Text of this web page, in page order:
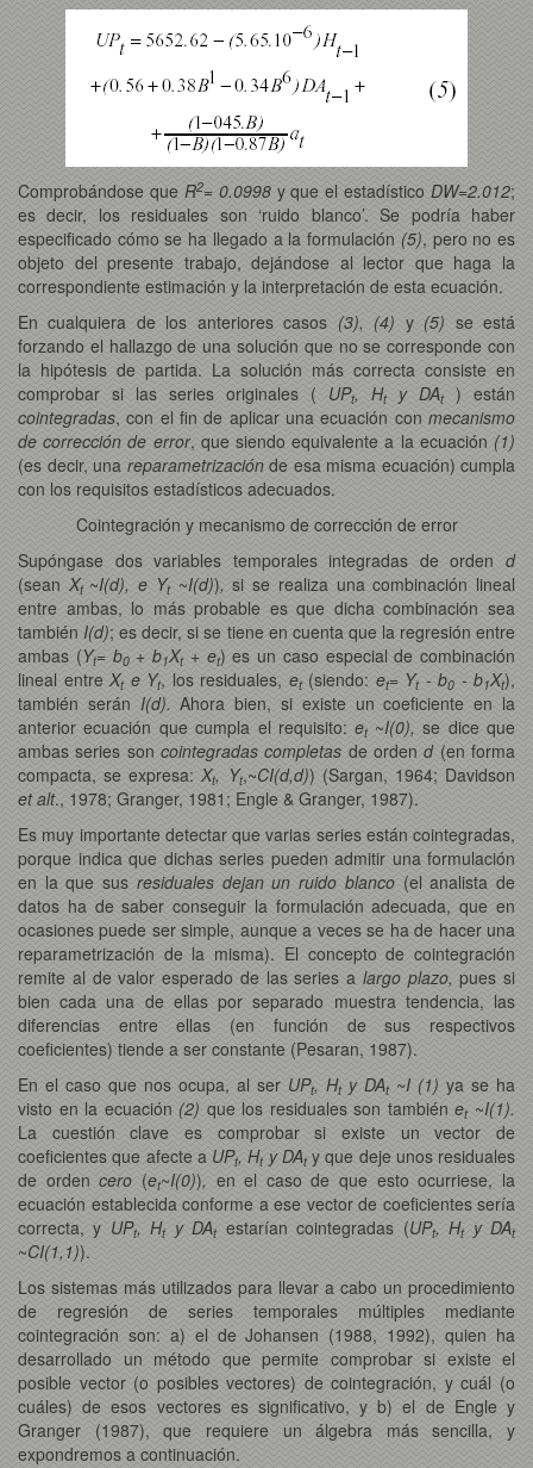
Comprobándose que R2= 0.0998 y que el estadístico DW=2.012;
es decir, los residuales son ‘ruido blanco’. Se podría haber
especificado cómo se ha llegado a la formulación (5), pero no es
objeto del presente trabajo, dejándose al lector que haga la
correspondiente estimación y la interpretación de esta ecuación.
En cualquiera de los anteriores casos (3), (4) y(5) se está
forzando el hallazgo de una solución que no se corresponde con
la hipótesis de partida. La solución más correcta consiste en
comprobar si las series originales ( UPt, Ht y DAt) están
cointegradas, con el fin de aplicar una ecuación con mecanismo
de corrección de error, que siendo equivalente a la ecuación (1)
(es decir, una reparametrización de esa misma ecuación) cumpla
con los requisitos estadísticos adecuados.
Cointegración y mecanismo de corrección de error
Supóngase dos variables temporales integradas de orden d
(sean Xt ~I(d), e Yt ~I(d)), si se realiza una combinación lineal
entre ambas, lo más probable es que dicha combinación sea
tambiénI(d); es decir, si se tiene en cuenta que la regresión entre
ambas (Yt= b0+ b1Xt + et) es un caso especial de combinación
lineal entreXt e Yt, los residuales, et (siendo: et= Yt - b0 - b1Xt),
también serán I(d). Ahora bien, si existe un coeficiente en la
anterior ecuación que cumpla el requisito:et ~I(0),se dice que
ambas series son cointegradas completas de ordend(en forma
compacta, se expresa:Xt, Yt,~CI(d,d)) (Sargan, 1964; Davidson
et alt., 1978; Granger, 1981; Engle & Granger, 1987).
Es muy importante detectar que varias series están cointegradas,
porque indica que dichas series pueden admitir una formulación
en la que sus residuales dejan un ruido blanco (el analista de
datos ha de saber conseguir la formulación adecuada, que en
ocasiones puede ser simple, aunque a veces se ha de hacer una
reparametrización de la misma). El concepto de cointegración
remite al de valor esperado de las series a largo plazo,pues si
bien cada una de ellas por separado muestra tendencia, las
diferencias entre ellas (en función de sus respectivos
coeficientes) tiende a ser constante (Pesaran, 1987).
En el caso que nos ocupa, al ser UPt, Ht y DAt ~I (1) ya se ha
visto en la ecuación (2) que los residuales son tambiénet~I(1).
La cuestión clave es comprobar si existe un vector de
coeficientes que afecte a UPt, Ht y DAt y que deje unos residuales
de ordencero (et~I(0)), en el caso de que esto ocurriese, la
ecuación establecida conforme a ese vector de coeficientes sería
correcta, y UPt, Ht y DAt estarían cointegradas (UPt, Ht y DAt
~CI(1,1)).
Los sistemas más utilizados para llevar a cabo un procedimiento
de regresión de series temporales múltiples mediante
cointegración son: a) el de Johansen (1988, 1992), quien ha
desarrollado un método que permite comprobar si existe el
posible vector (o posibles vectores) de cointegración, y cuál (o
cuáles) de esos vectores es significativo, y b) el de Engle y
Granger (1987), que requiere un álgebra más sencilla, y
expondremos a continuación.